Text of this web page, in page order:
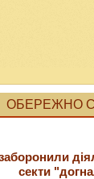
ОБЕРЕЖНО
секти